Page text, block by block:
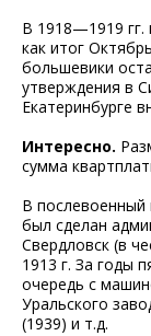
В 1918—1919
как итог
большевики
утверждения в
Екатеринбурге
Интересно.
сумма
В послевоенный
был сделан
Свердловск (в
1913 г. За годы
очередь с
Уральского
(1939) и т.д.